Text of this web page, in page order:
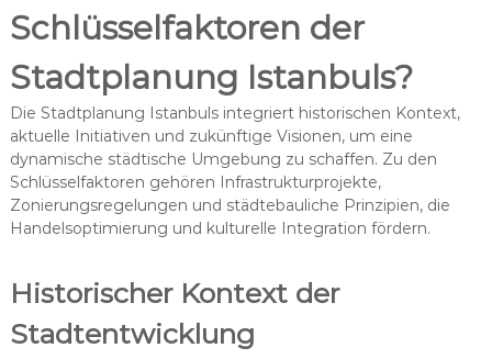
Schlüsselfaktoren der
Stadtplanung Istanbuls?
Die Stadtplanung Istanbuls integriert historischen Kontext,
aktuelle Initiativen und zukünftige Visionen, um eine
dynamische städtische Umgebung zu schaffen. Zu den
Schlüsselfaktoren gehören Infrastrukturprojekte,
Zonierungsregelungen und städtebauliche Prinzipien, die
Handelsoptimierung und kulturelle Integration fördern.
Historischer Kontext der
Stadtentwicklung